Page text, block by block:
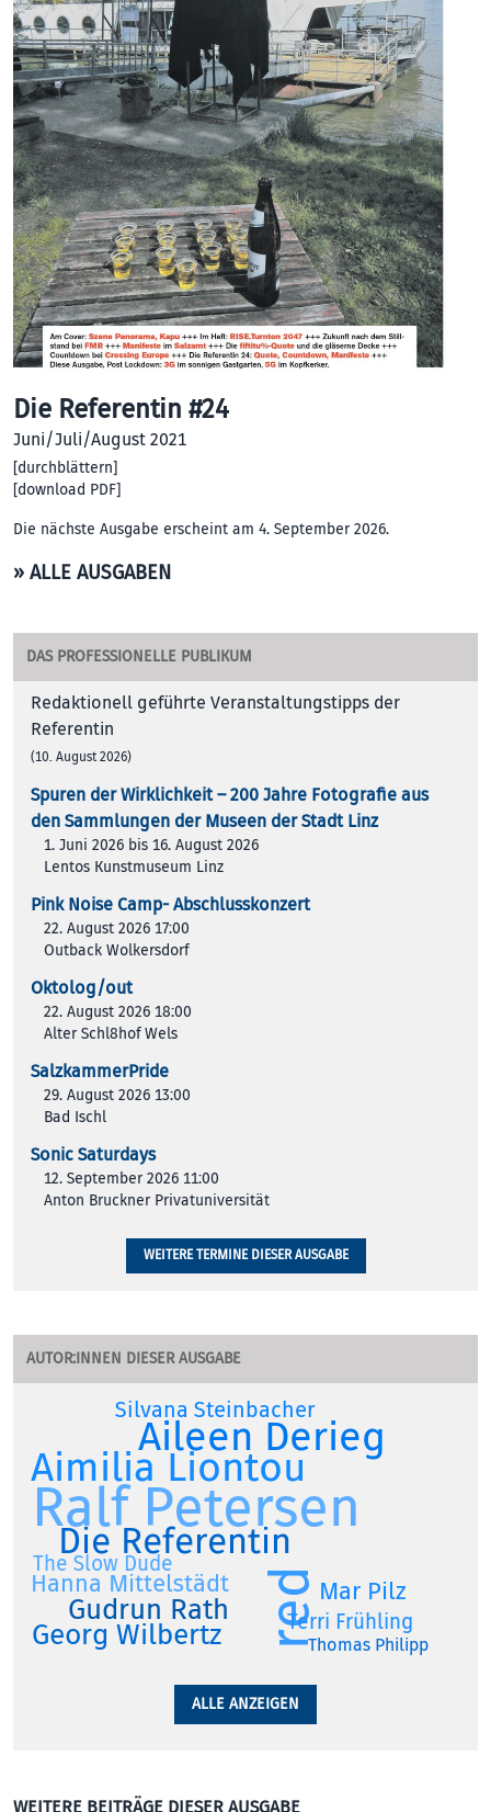
Die Referentin #24
Juni/Juli/August 2021
[durchblättern]
[download PDF]
Die nächste Ausgabe erscheint am 4. September 2026.
» ALLE AUSGABEN
DAS PROFESSIONELLE PUBLIKUM
Redaktionell geführte Veranstaltungstipps der
Referentin
(10. August 2026)
Spuren der Wirklichkeit – 200 Jah­re Foto­gra­fie aus
den Samm­lun­gen der Muse­en der Stadt Linz
1. Juni 2026 bis 16. August 2026
Lentos Kunstmuseum Linz
Pink Noise Camp- Abschlusskonzert
22. August 2026 17:00
Outback Wolkersdorf
Oktolog/out
22. August 2026 18:00
Alter Schl8hof Wels
SalzkammerPride
29. August 2026 13:00
Bad Ischl
Sonic Saturdays
12. September 2026 11:00
Anton Bruckner Privatuniversität
WEITERE TERMINE DIESER AUSGABE
AUTOR:INNEN DIESER AUSGABE
Ralf Petersen
red
Aileen Derieg
Aimilia Liontou
Die Referentin
Georg Wilbertz
Gudrun Rath
Hanna Mittelstädt Mar Pilz
Silvana Steinbacher
Terri Frühling
The Slow Dude
Thomas Philipp
ALLE ANZEIGEN
WEITERE BEITRÄGE DIESER AUSGABE